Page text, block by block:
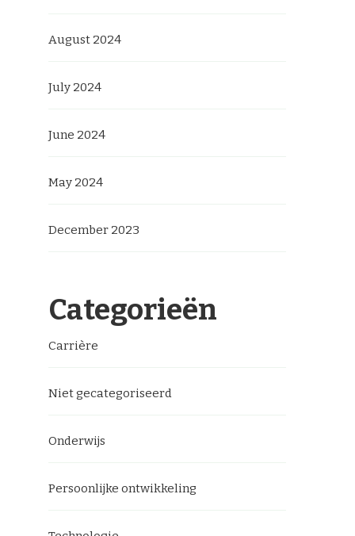
August 2024
July 2024
June 2024
May 2024
December 2023
Categorieën
Carrière
Niet gecategoriseerd
Onderwijs
Persoonlijke ontwikkeling